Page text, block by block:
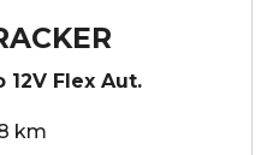
12V Flex Aut.
km